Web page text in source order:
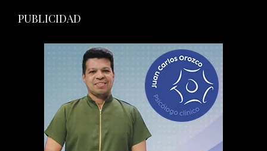
PUBLICIDAD